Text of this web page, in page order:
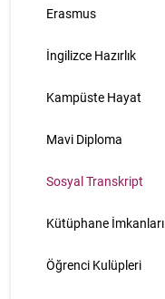
Erasmus
İngilizce Hazırlık
Kampüste Hayat
Mavi Diploma
Sosyal Transkript
Kütüphane İmkanları
Öğrenci Kulüpleri